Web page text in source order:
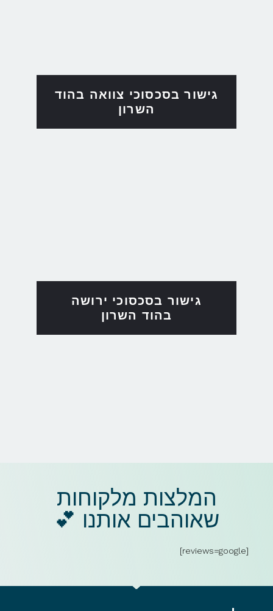
גישור בסכסוכי צוואה בהוד
השרון
גישור בסכסוכי ירושה
בהוד השרון
המלצות מלקוחות
שאוהבים אותנו 💕​
[reviews=google]